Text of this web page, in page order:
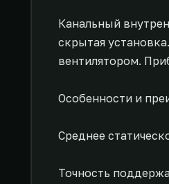
Канальный
скрытая
вентилятором.
Особенности и
Среднее
Точность